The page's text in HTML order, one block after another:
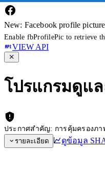
New: Facebook profile
Enable fbProfilePic to retrieve
VIEW API
โปรแกรมดูแล
ประกาศสำคัญ: การคุ้มครองภา
รายละเอียด
ดูข้อมูล